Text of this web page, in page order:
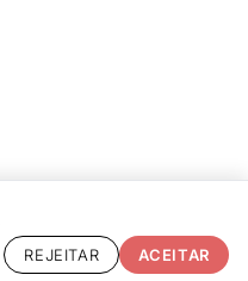
REJEITAR ACEITAR